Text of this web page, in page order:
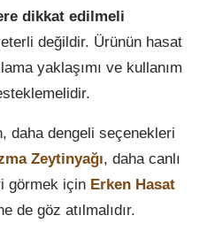
dikkat edilmeli
değildir. Ürünün hasat
yaklaşımı ve kullanım
daha dengeli seçenekleri
Zeytinyağı, daha canlı
görmek için Erken Hasat
de göz atılmalıdır.